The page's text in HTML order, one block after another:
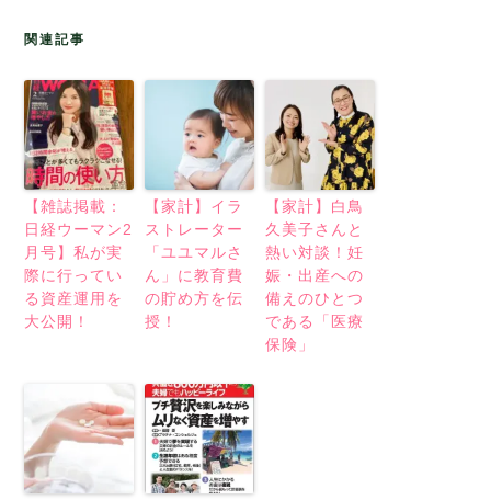
関連記事
【雑誌掲載：
日経ウーマン2
月号】私が実
際に行ってい
る資産運用を
大公開！
【家計】イラ
ストレーター
「ユユマルさ
ん」に教育費
の貯め方を伝
授！
【家計】白鳥
久美子さんと
熱い対談！妊
娠・出産への
備えのひとつ
である「医療
保険」